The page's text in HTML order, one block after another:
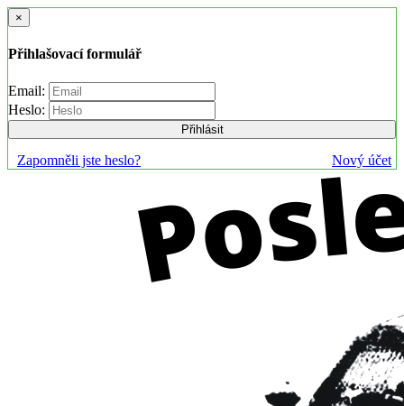
×
Přihlašovací formulář
Email:
Heslo:
Přihlásit
Zapomněli jste heslo? Nový účet